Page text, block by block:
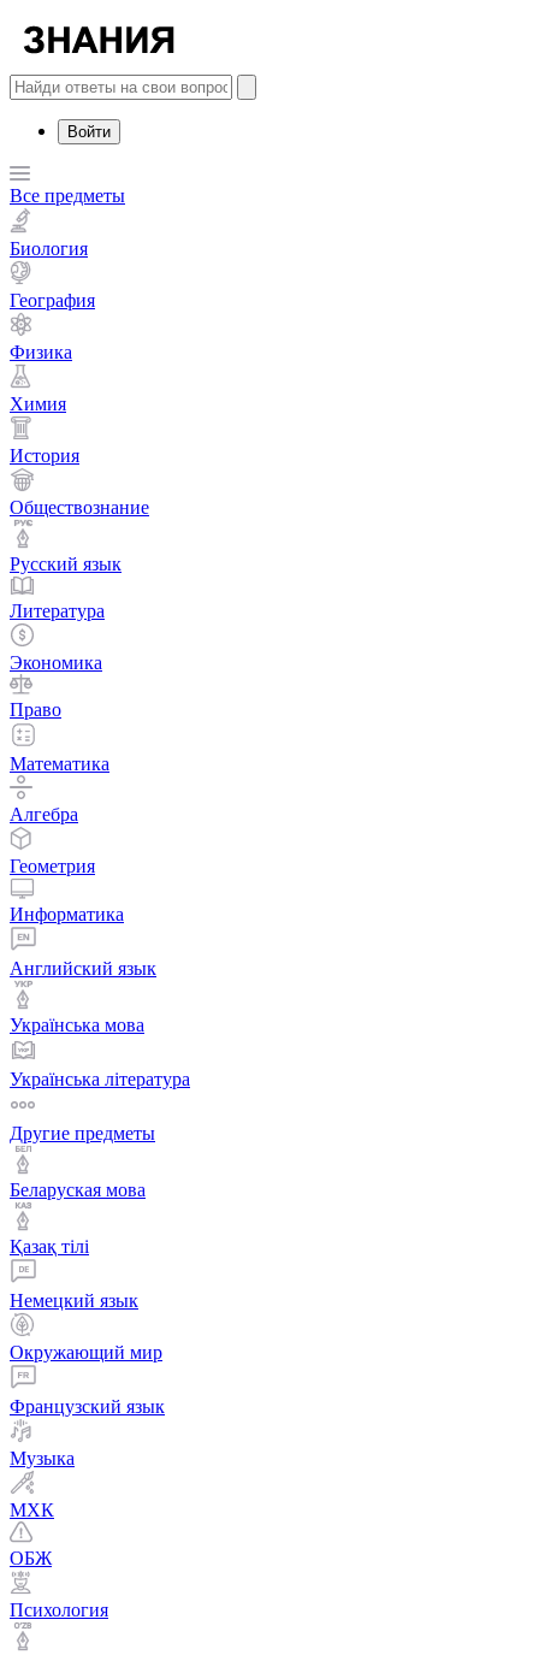
Войти
Все предметы
Биология
География
Физика
Химия
История
Обществознание
Русский язык
Литература
Экономика
Право
Математика
Алгебра
Геометрия
Информатика
Английский язык
Українська мова
Українська література
Другие предметы
Беларуская мова
Қазақ тiлi
Немецкий язык
Окружающий мир
Французский язык
Музыка
МХК
ОБЖ
Психология